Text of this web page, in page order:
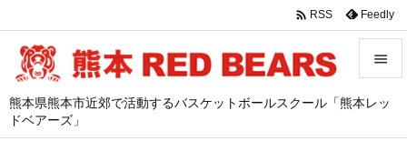
熊本県熊本市近郊で活動するバスケットボールスクール「熊本レッ
ドベアーズ」


 RSS Feedly